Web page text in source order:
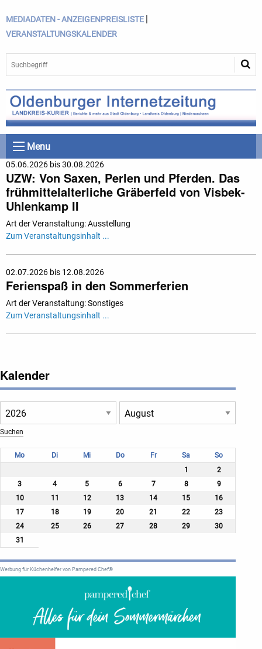
MEDIADATEN - ANZEIGENPREISLISTE |
VERANSTALTUNGSKALENDER
Menu
05.06.2026 bis 30.08.2026
UZW: Von Saxen, Perlen und Pferden. Das
frühmittelalterliche Gräberfeld von Visbek-
Uhlenkamp II
Art der Veranstaltung: Ausstellung
Zum Veranstaltungsinhalt ...
02.07.2026 bis 12.08.2026
Ferienspaß in den Sommerferien
Art der Veranstaltung: Sonstiges
Zum Veranstaltungsinhalt ...
Kalender
Mo Di Mi Do Fr Sa
So
1
2
3
4 5 6 7 8
9
10
11 12 13 14 15
16
17
18 19 20 21 22
23
24
25 26 27 28 29
30
31
Werbung für Küchenhelfer von Pampered Chef®